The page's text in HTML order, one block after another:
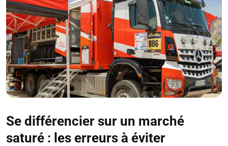
Se différencier sur un marché
saturé : les erreurs à éviter